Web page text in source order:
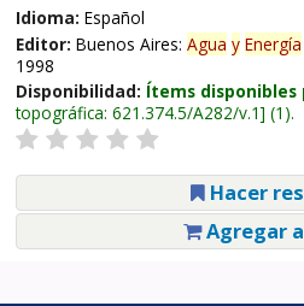
Idioma: Español
Editor: Buenos Aires: Agua y Energía
1998
Disponibilidad: Ítems
topográfica: 621.374.5/A282/v.1 (1).
Hacer
Agregar